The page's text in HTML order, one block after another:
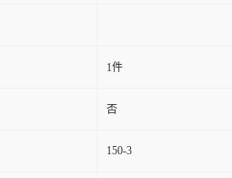
1件
否
150-3